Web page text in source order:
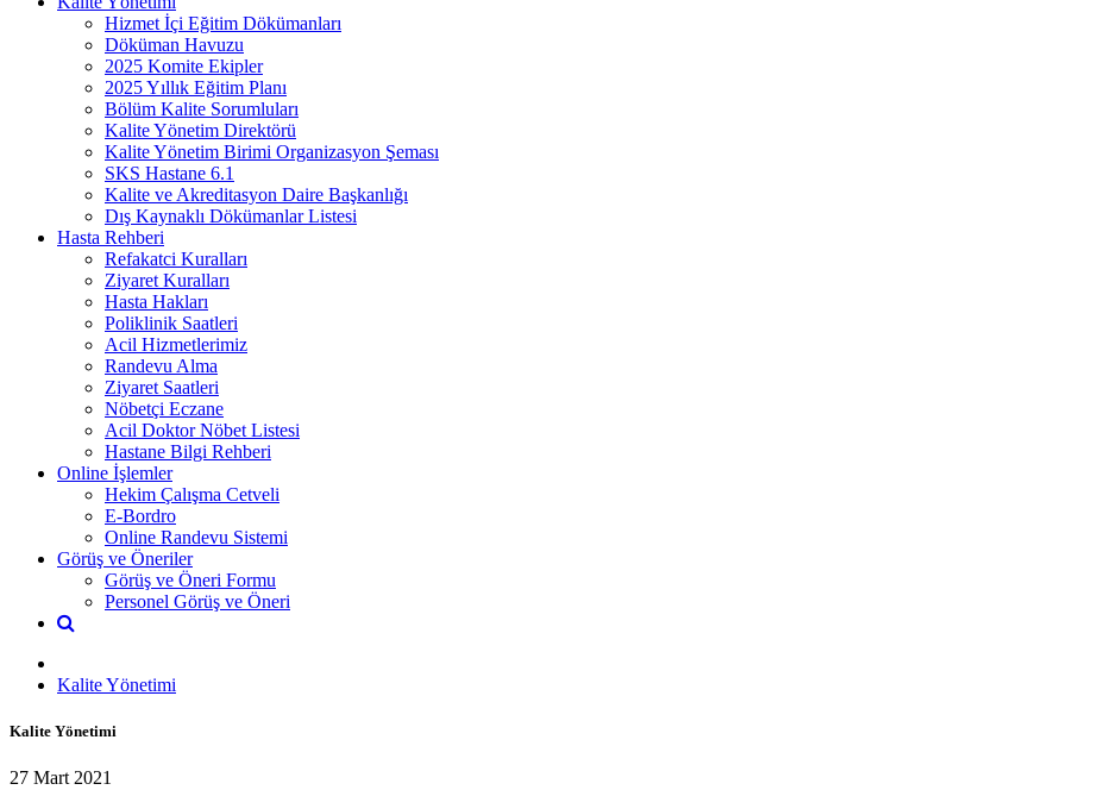
Hizmet İçi Eğitim Dökümanları
Döküman Havuzu
2025 Komite Ekipler
2025 Yıllık Eğitim Planı
Bölüm Kalite Sorumluları
Kalite Yönetim Direktörü
Kalite Yönetim Birimi Organizasyon Şeması
SKS Hastane 6.1
Kalite ve Akreditasyon Daire Başkanlığı
Dış Kaynaklı Dökümanlar Listesi
Hasta Rehberi
Refakatci Kuralları
Ziyaret Kuralları
Hasta Hakları
Poliklinik Saatleri
Acil Hizmetlerimiz
Randevu Alma
Ziyaret Saatleri
Nöbetçi Eczane
Acil Doktor Nöbet Listesi
Hastane Bilgi Rehberi
Online İşlemler
Hekim Çalışma Cetveli
E-Bordro
Online Randevu Sistemi
Görüş ve Öneriler
Görüş ve Öneri Formu
Personel Görüş ve Öneri
Kalite Yönetimi
Kalite Yönetimi
27 Mart 2021